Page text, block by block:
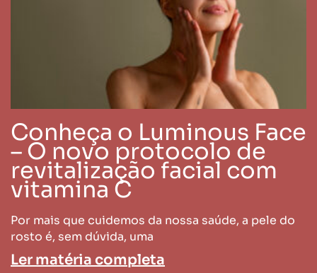
Conheça o Luminous Face
– O novo protocolo de
revitalização facial com
vitamina C
Por mais que cuidemos da nossa saúde, a pele do
rosto é, sem dúvida, uma
Ler matéria completa